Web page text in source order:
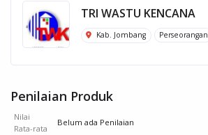
TRI WASTU KENCANA
Kab. Jombang Perseorangan
Penilaian Produk
Nilai
Rata-rata
Belum ada Penilaian